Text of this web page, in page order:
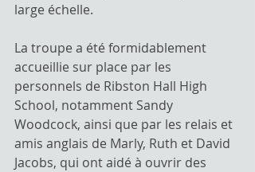
large échelle.
La troupe a été formidablement
accueillie sur place par les
personnels de Ribston Hall High
School, notamment Sandy
Woodcock, ainsi que par les relais et
amis anglais de Marly, Ruth et David
Jacobs, qui ont aidé à ouvrir des